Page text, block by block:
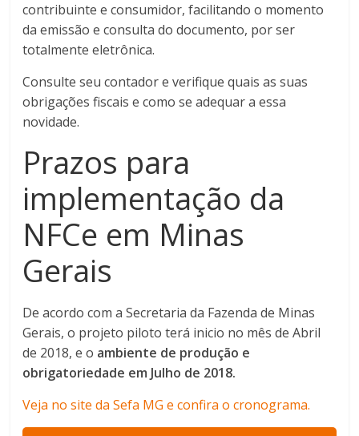
contribuinte e consumidor, facilitando o momento
da emissão e consulta do documento, por ser
totalmente eletrônica.
Consulte seu contador e verifique quais as suas
obrigações fiscais e como se adequar a essa
novidade.
Prazos para
implementação da
NFCe em Minas
Gerais
De acordo com a Secretaria da Fazenda de Minas
Gerais, o projeto piloto terá inicio no mês de Abril
de 2018, e o ambiente de produção e
obrigatoriedade em Julho de 2018.
Veja no site da Sefa MG e confira o cronograma.